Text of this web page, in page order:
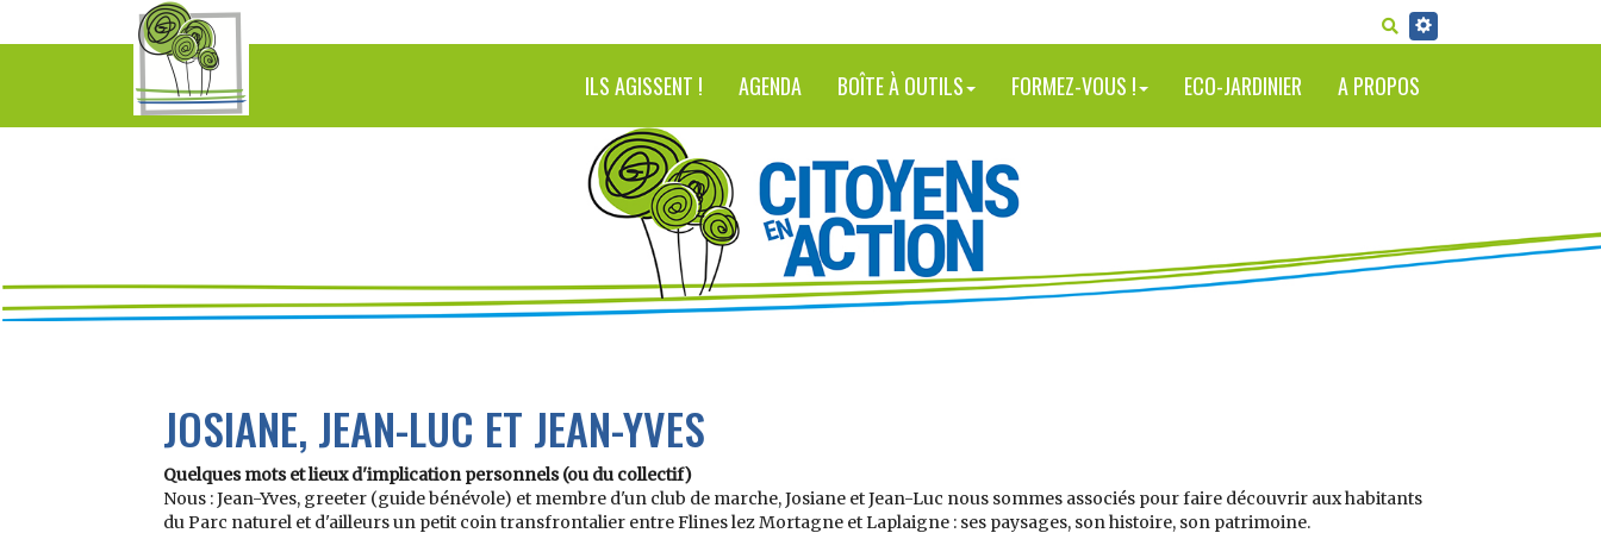
RECHERCHER
ILS AGISSENT ! AGENDA BOÎTE À OUTILS FORMEZ-VOUS ! ECO-JARDINIER A PROPOS
JOSIANE, JEAN-LUC ET JEAN-YVES
Quelques mots et lieux d'implication personnels (ou du collectif)
Nous : Jean-Yves, greeter (guide bénévole) et membre d'un club de marche, Josiane et Jean-Luc nous sommes associés pour faire découvrir aux habitants
du Parc naturel et d'ailleurs un petit coin transfrontalier entre Flines lez Mortagne et Laplaigne : ses paysages, son histoire, son patrimoine.